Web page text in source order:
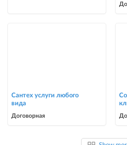
Сантех услуги любого
вида
Договорная